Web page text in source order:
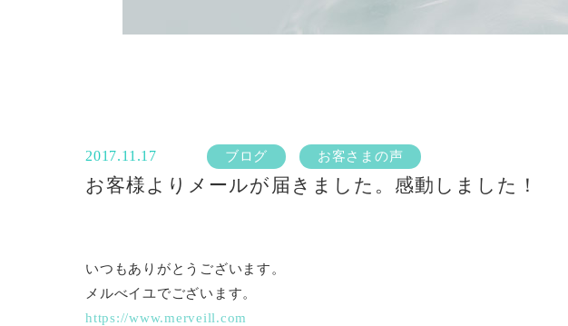
2017.11.17 ブログ お客さまの声
お客様よりメールが届きました。感動しました！
いつもありがとうございます。
メルべイユでございます。
https://www.merveill.com